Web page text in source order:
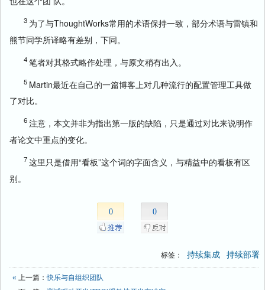
3 为了与ThoughtWorks常用的术语保持一致，部分术语与雷镇和
熊节同学所译略有差别，下同。
4笔者对其格式略作处理，与原文稍有出入。
5 Martin最近在自己的一篇博客上对几种流行的配置管理工具做
了对比。
6注意，本文并非为指出第一版的缺陷，只是通过对比来说明作
者论文中重点的变化。
7这里只是借用“看板”这个词的字面含义，与精益中的看板有区
别。
0 0
标签： 持续集成 持续部署
« 上一篇：快乐与自组织团队